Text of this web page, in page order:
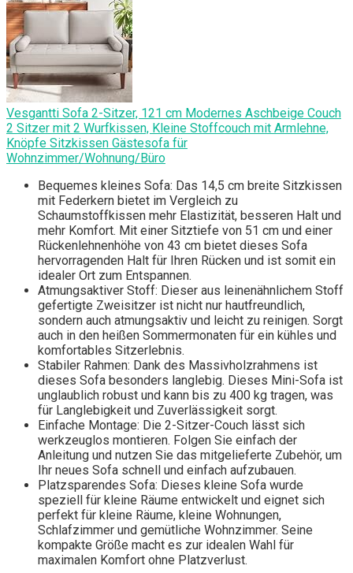
Vesgantti Sofa 2-Sitzer, 121 cm Modernes Aschbeige Couch
2 Sitzer mit 2 Wurfkissen, Kleine Stoffcouch mit Armlehne,
Knöpfe Sitzkissen Gästesofa für
Wohnzimmer/Wohnung/Büro
Bequemes kleines Sofa: Das 14,5 cm breite Sitzkissen
mit Federkern bietet im Vergleich zu
Schaumstoffkissen mehr Elastizität, besseren Halt und
mehr Komfort. Mit einer Sitztiefe von 51 cm und einer
Rückenlehnenhöhe von 43 cm bietet dieses Sofa
hervorragenden Halt für Ihren Rücken und ist somit ein
idealer Ort zum Entspannen.
Atmungsaktiver Stoff: Dieser aus leinenähnlichem Stoff
gefertigte Zweisitzer ist nicht nur hautfreundlich,
sondern auch atmungsaktiv und leicht zu reinigen. Sorgt
auch in den heißen Sommermonaten für ein kühles und
komfortables Sitzerlebnis.
Stabiler Rahmen: Dank des Massivholzrahmens ist
dieses Sofa besonders langlebig. Dieses Mini-Sofa ist
unglaublich robust und kann bis zu 400 kg tragen, was
für Langlebigkeit und Zuverlässigkeit sorgt.
Einfache Montage: Die 2-Sitzer-Couch lässt sich
werkzeuglos montieren. Folgen Sie einfach der
Anleitung und nutzen Sie das mitgelieferte Zubehör, um
Ihr neues Sofa schnell und einfach aufzubauen.
Platzsparendes Sofa: Dieses kleine Sofa wurde
speziell für kleine Räume entwickelt und eignet sich
perfekt für kleine Räume, kleine Wohnungen,
Schlafzimmer und gemütliche Wohnzimmer. Seine
kompakte Größe macht es zur idealen Wahl für
maximalen Komfort ohne Platzverlust.